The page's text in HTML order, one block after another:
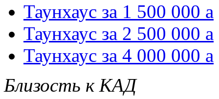
Таунхаус за 1 500 000 a
Таунхаус за 2 500 000 a
Таунхаус за 4 000 000 a
Близость к КАД